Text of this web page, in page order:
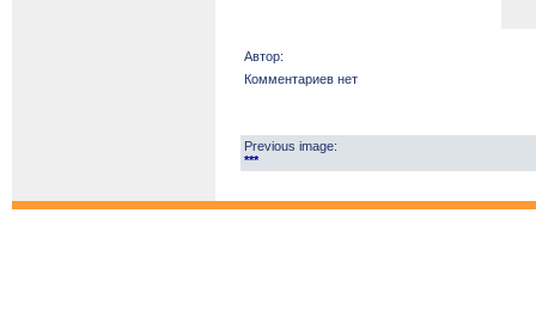
Автор:
Комментариев нет
Previous image:
***